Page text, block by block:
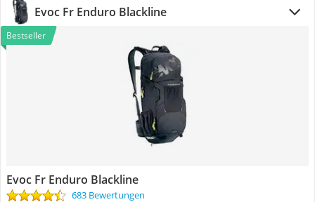
Evoc Fr Enduro Blackline
Bestseller
Evoc Fr Enduro Blackline
683 Bewertungen